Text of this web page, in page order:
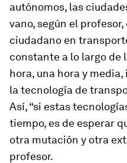
autónomos, las
vano, según el
ciudadano en
constante a lo largo de
hora, una hora y
la tecnología de
Así, “si estas
tiempo, es de esperar
otra mutación y otra
profesor.